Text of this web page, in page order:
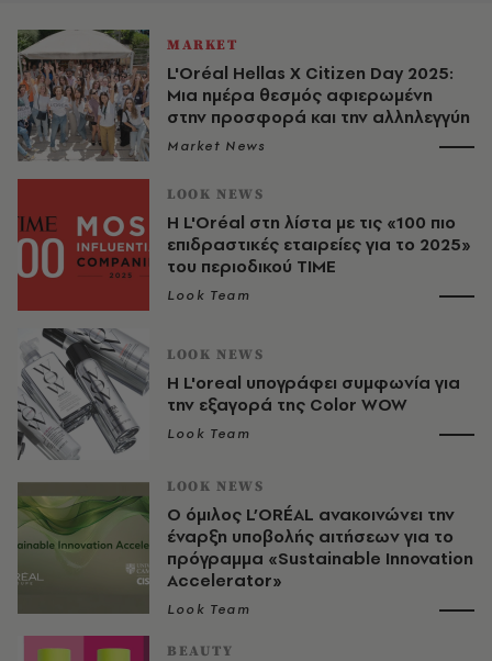
MARKET
L'Oréal Hellas X Citizen Day 2025:
Μια ημέρα θεσμός αφιερωμένη
στην προσφορά και την αλληλεγγύη
Market News
LOOK NEWS
Η L'Oréal στη λίστα με τις «100 πιο
επιδραστικές εταιρείες για το 2025»
του περιοδικού TIME
Look Team
LOOK NEWS
H L'oreal υπογράφει συμφωνία για
την εξαγορά της Color WOW
Look Team
LOOK NEWS
Ο όμιλος L’ORÉAL ανακοινώνει την
έναρξη υποβολής αιτήσεων για το
πρόγραμμα «Sustainable Innovation
Accelerator»
Look Team
BEAUTY